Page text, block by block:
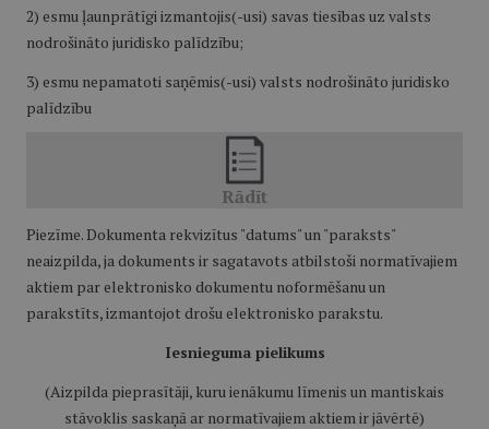
2) esmu ļaunprātīgi izmantojis(-usi) savas tiesības uz valsts
nodrošināto juridisko palīdzību;
3) esmu nepamatoti saņēmis(-usi) valsts nodrošināto juridisko
palīdzību
Piezīme. Dokumenta rekvizītus "datums" un "paraksts"
neaizpilda, ja dokuments ir sagatavots atbilstoši normatīvajiem
aktiem par elektronisko dokumentu noformēšanu un
parakstīts, izmantojot drošu elektronisko parakstu.
Iesnieguma pielikums
(Aizpilda pieprasītāji, kuru ienākumu līmenis un mantiskais
stāvoklis saskaņā ar normatīvajiem aktiem ir jāvērtē)